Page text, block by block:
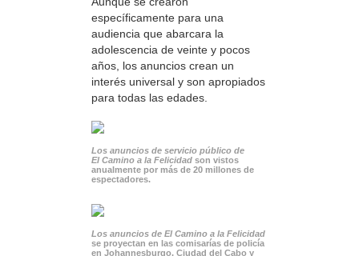
específicamente para una
audiencia que abarcara la
adolescencia de veinte y pocos
años, los anuncios crean un
interés universal y son apropiados
para todas las edades.
Los anuncios de servicio público de
El Camino a la Felicidad son vistos
anualmente por más de 20 millones de
espectadores.
Los anuncios de El Camino a la Felicidad
se proyectan en las comisarías de policía
en Johannesburgo, Ciudad del Cabo y